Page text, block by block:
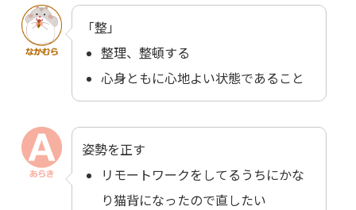
「整」
整理、整頓する
心身ともに心地よい状態であること
姿勢を正す
リモートワークをしてるうちにかな
り猫背になったので直したい